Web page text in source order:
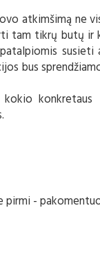
atkimšimą ne
tam tikrų butų ir
susieti
bus
pirmi -